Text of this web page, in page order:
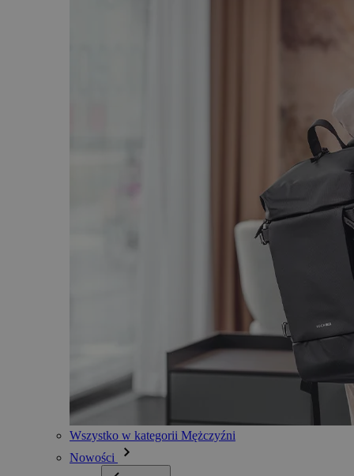
Wszystko w kategorii Mężczyźni
Nowości